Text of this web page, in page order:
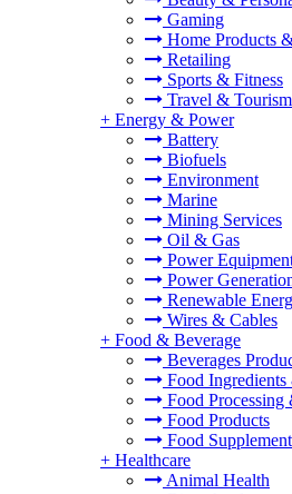
Gaming
Home Products
Retailing
Sports & Fitness
Travel & Tourism
+ Energy & Power
Battery
Biofuels
Environment
Marine
Mining Services
Oil & Gas
Power
Power
Renewable
Wires & Cables
+ Food & Beverage
Beverages
Food
Food Processing
Food Products
Food
+ Healthcare
Animal Health